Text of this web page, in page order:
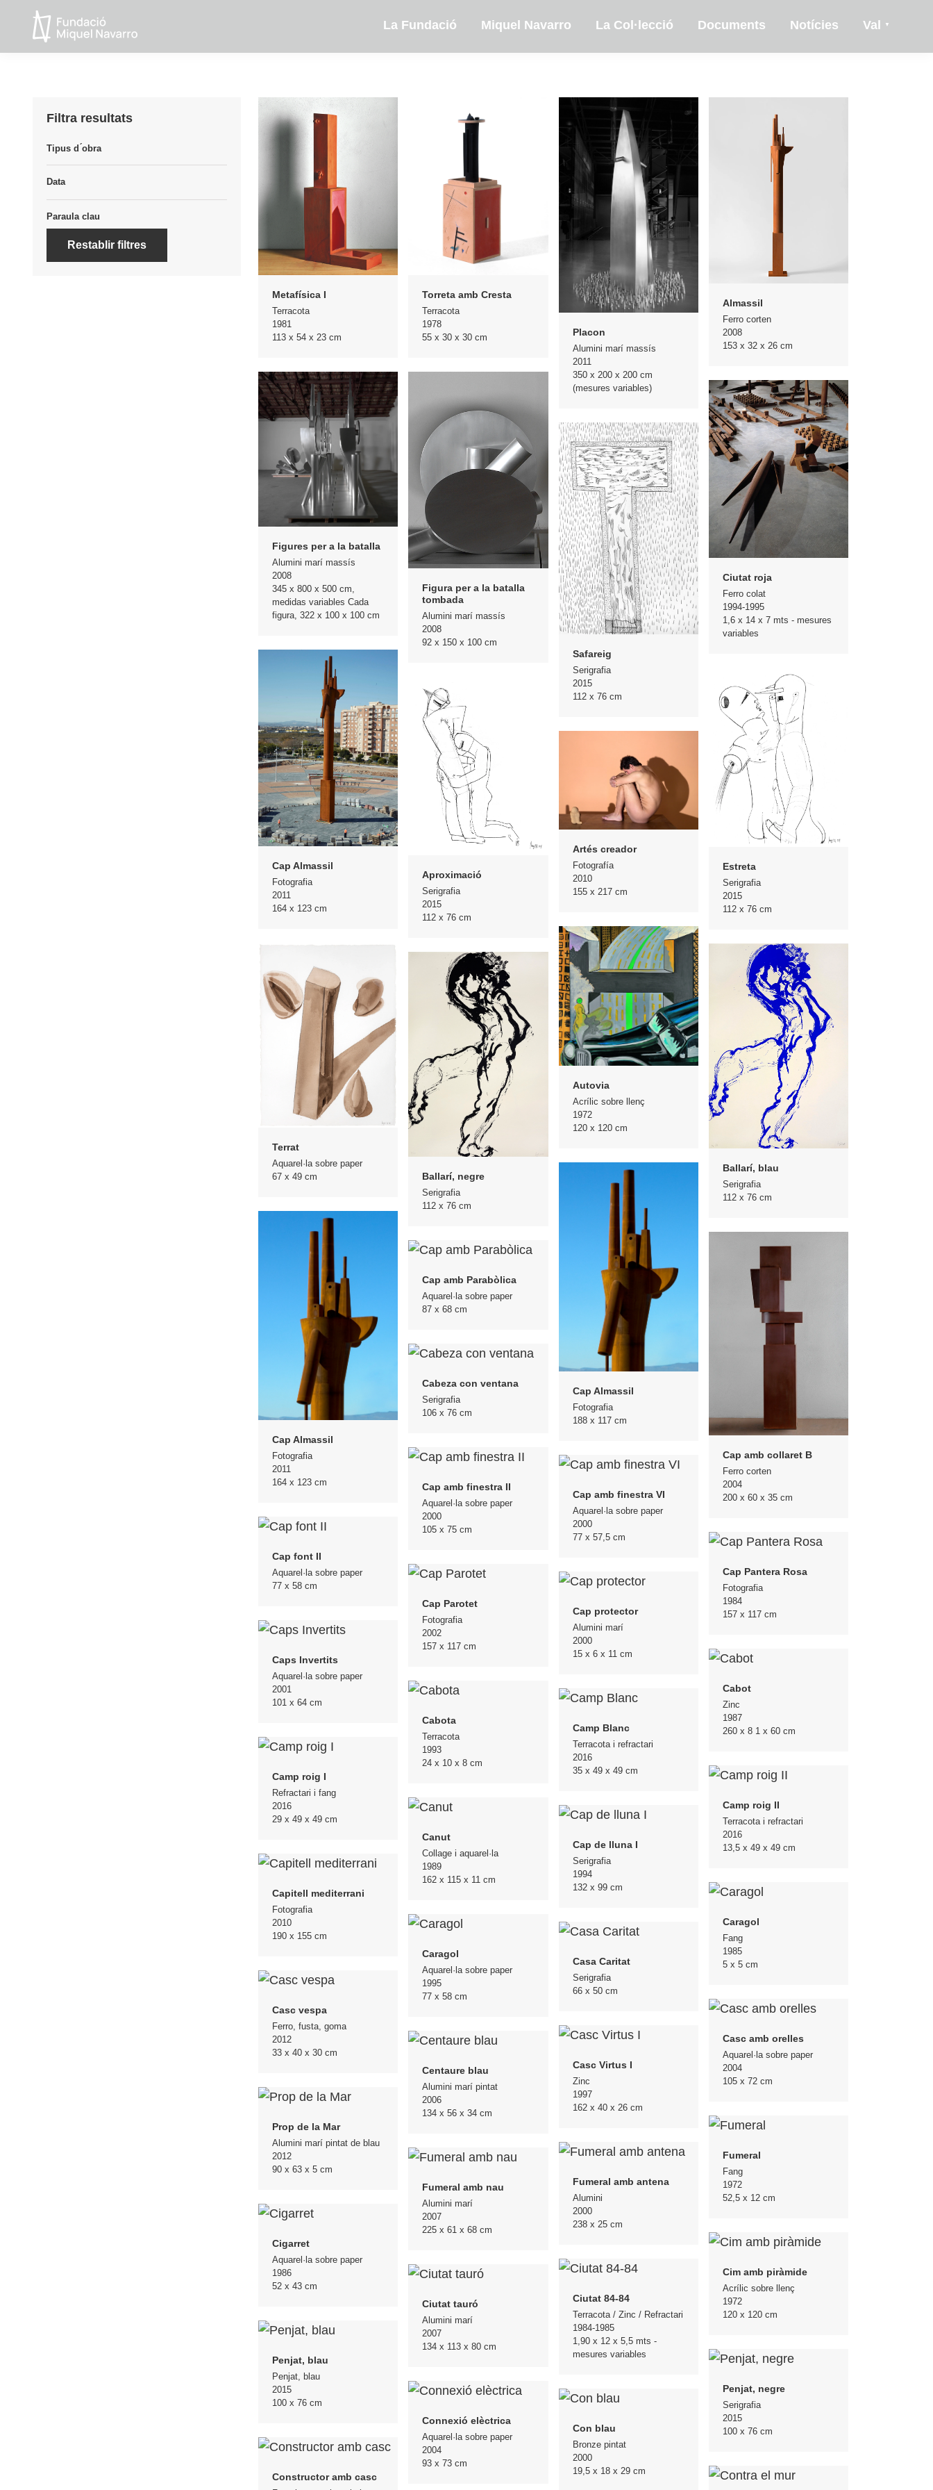
primary
main Fundacio
La Fundació Miquel Navarro La Col·lecció Documents Notícies Val
Filtra resultats
Tipus d ́obra
Data
Paraula clau
Restablir filtres
Metafísica I
Terracota
1981
113 x 54 x 23 cm
Torreta amb Cresta
Terracota
1978
55 x 30 x 30 cm
Placon
Alumini marí massís
2011
350 x 200 x 200 cm
(mesures variables)
Almassil
Ferro corten
2008
153 x 32 x 26 cm
Figures per a la batalla
Alumini marí massís
2008
345 x 800 x 500 cm,
medidas variables Cada
figura, 322 x 100 x 100 cm
Figura per a la batalla
tombada
Alumini marí massís
2008
92 x 150 x 100 cm
Ciutat roja
Ferro colat
1994-1995
1,6 x 14 x 7 mts - mesures
variables
Safareig
Serigrafia
2015
112 x 76 cm
Cap Almassil
Fotografia
2011
164 x 123 cm
Estreta
Serigrafia
2015
112 x 76 cm
Aproximació
Serigrafia
2015
112 x 76 cm
Artés creador
Fotografía
2010
155 x 217 cm
Autovia
Acrílic sobre llenç
1972
120 x 120 cm
Terrat
Aquarel·la sobre paper
67 x 49 cm
Ballarí, blau
Serigrafia
112 x 76 cm
Ballarí, negre
Serigrafia
112 x 76 cm
Cap Almassil
Fotografia
188 x 117 cm
Cap Almassil
Fotografia
2011
164 x 123 cm
Cap amb collaret B
Ferro corten
2004
200 x 60 x 35 cm
Cap amb Parabòlica
Aquarel·la sobre paper
87 x 68 cm
Cabeza con ventana
Serigrafia
106 x 76 cm
Cap amb finestra II
Aquarel·la sobre paper
2000
105 x 75 cm
Cap amb finestra VI
Aquarel·la sobre paper
2000
77 x 57,5 cm
Cap font II
Aquarel·la sobre paper
77 x 58 cm
Cap Pantera Rosa
Fotografia
1984
157 x 117 cm
Cap Parotet
Fotografia
2002
157 x 117 cm
Cap protector
Alumini marí
2000
15 x 6 x 11 cm
Caps Invertits
Aquarel·la sobre paper
2001
101 x 64 cm
Cabot
Zinc
1987
260 x 8 1 x 60 cm
Cabota
Terracota
1993
24 x 10 x 8 cm
Camp Blanc
Terracota i refractari
2016
35 x 49 x 49 cm
Camp roig I
Refractari i fang
2016
29 x 49 x 49 cm
Camp roig II
Terracota i refractari
2016
13,5 x 49 x 49 cm
Canut
Collage i aquarel·la
1989
162 x 115 x 11 cm
Cap de lluna I
Serigrafia
1994
132 x 99 cm
Capitell mediterrani
Fotografia
2010
190 x 155 cm
Caragol
Fang
1985
5 x 5 cm
Caragol
Aquarel·la sobre paper
1995
77 x 58 cm
Casa Caritat
Serigrafia
66 x 50 cm
Casc vespa
Ferro, fusta, goma
2012
33 x 40 x 30 cm
Casc amb orelles
Aquarel·la sobre paper
2004
105 x 72 cm
Casc Virtus I
Zinc
1997
162 x 40 x 26 cm
Centaure blau
Alumini marí pintat
2006
134 x 56 x 34 cm
Prop de la Mar
Alumini marí pintat de blau
2012
90 x 63 x 5 cm
Fumeral
Fang
1972
52,5 x 12 cm
Fumeral amb antena
Alumini
2000
238 x 25 cm
Fumeral amb nau
Alumini marí
2007
225 x 61 x 68 cm
Cigarret
Aquarel·la sobre paper
1986
52 x 43 cm
Cim amb piràmide
Acrílic sobre llenç
1972
120 x 120 cm
Ciutat 84-84
Terracota / Zinc / Refractari
1984-1985
1,90 x 12 x 5,5 mts -
mesures variables
Ciutat tauró
Alumini marí
2007
134 x 113 x 80 cm
Penjat, blau
Penjat, blau
2015
100 x 76 cm
Penjat, negre
Serigrafia
2015
100 x 76 cm
Connexió elèctrica
Aquarel·la sobre paper
2004
93 x 73 cm
Con blau
Bronze pintat
2000
19,5 x 18 x 29 cm
Constructor amb casc